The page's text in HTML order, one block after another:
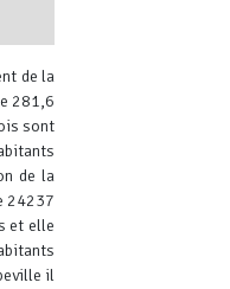
de la
281,6
sont
de la
24237
et elle
il